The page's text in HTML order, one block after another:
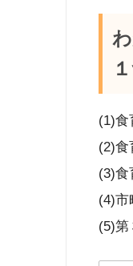
(1)食
(2)食
(3)食
(4)市
(5)第